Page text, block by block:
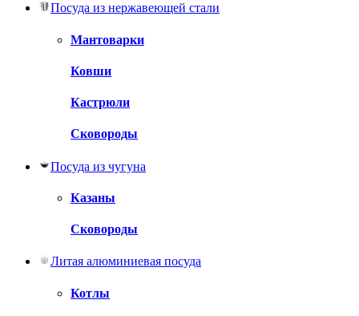
Посуда из нержавеющей стали
Мантоварки
Ковши
Кастрюли
Сковороды
Посуда из чугуна
Казаны
Сковороды
Литая алюминиевая посуда
Котлы